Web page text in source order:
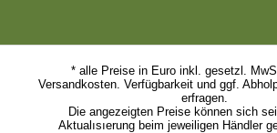
* alle Preise in Euro inkl. gesetzl.
Versandkosten. Verfügbarkeit und ggf.
erfragen.
Die angezeigten Preise können sich
Aktualısıerung beim jeweiligen Händler